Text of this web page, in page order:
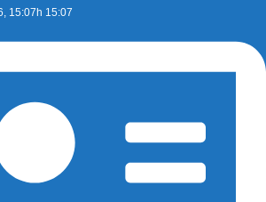
15:07h 15:07